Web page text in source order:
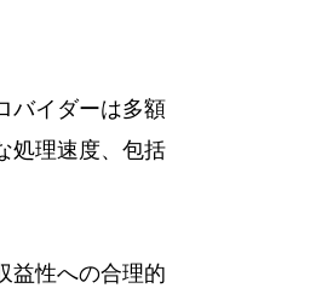
バイダーは多額
処理速度、包括
益性への合理的